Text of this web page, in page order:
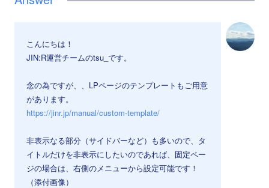
こんにちは！
JIN:R運営チームのtsu_です。
念の為ですが、、LPページのテンプレートもご用意
があります。
https://jinr.jp/manual/custom-template/
非表示なる部分（サイドバーなど）も多いので、タ
イトルだけを非表示にしたいのであれば、固定ペー
ジの場合は、右側のメニューから設定可能です！
（添付画像）